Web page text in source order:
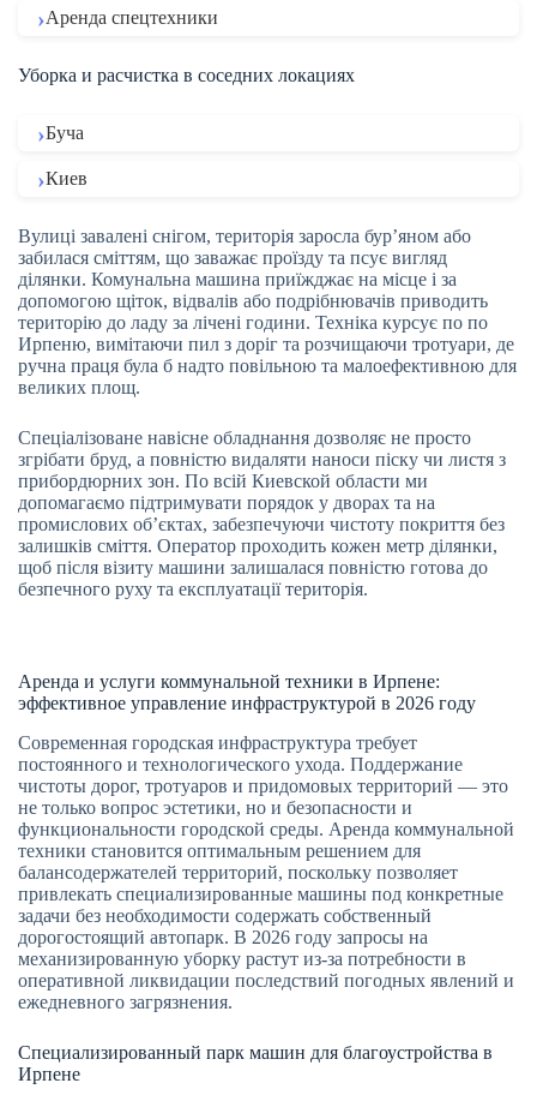
Аренда спецтехники
Уборка и расчистка в соседних локациях
Буча
Киев
Вулиці завалені снігом, територія заросла бур’яном або
забилася сміттям, що заважає проїзду та псує вигляд
ділянки. Комунальна машина приїжджає на місце і за
допомогою щіток, відвалів або подрібнювачів приводить
територію до ладу за лічені години. Техніка курсує по по
Ирпеню, вимітаючи пил з доріг та розчищаючи тротуари, де
ручна праця була б надто повільною та малоефективною для
великих площ.
Спеціалізоване навісне обладнання дозволяє не просто
згрібати бруд, а повністю видаляти наноси піску чи листя з
прибордюрних зон. По всій Киевской области ми
допомагаємо підтримувати порядок у дворах та на
промислових об’єктах, забезпечуючи чистоту покриття без
залишків сміття. Оператор проходить кожен метр ділянки,
щоб після візиту машини залишалася повністю готова до
безпечного руху та експлуатації територія.
Аренда и услуги коммунальной техники в Ирпене:
эффективное управление инфраструктурой в 2026 году
Современная городская инфраструктура требует
постоянного и технологического ухода. Поддержание
чистоты дорог, тротуаров и придомовых территорий — это
не только вопрос эстетики, но и безопасности и
функциональности городской среды. Аренда коммунальной
техники становится оптимальным решением для
балансодержателей территорий, поскольку позволяет
привлекать специализированные машины под конкретные
задачи без необходимости содержать собственный
дорогостоящий автопарк. В 2026 году запросы на
механизированную уборку растут из-за потребности в
оперативной ликвидации последствий погодных явлений и
ежедневного загрязнения.
Специализированный парк машин для благоустройства в
Ирпене